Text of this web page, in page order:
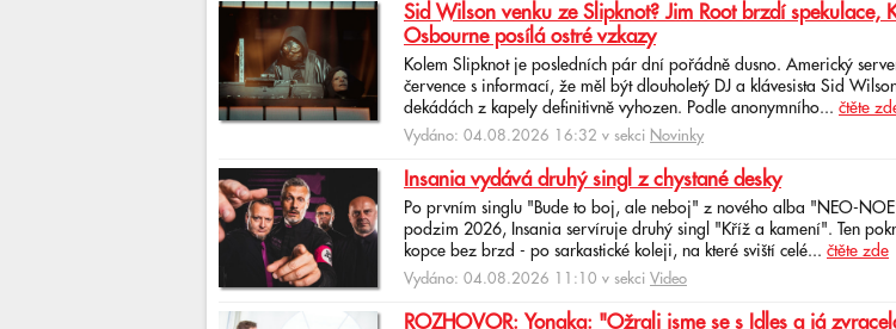
Sid Wilson venku ze Slipknot? Jim Root brzdí spekulace,
Osbourne posílá ostré vzkazy
Kolem Slipknot je posledních pár dní pořádně dusno. Americký
července s informací, že měl být dlouholetý DJ a klávesista Sid
dekádách z kapely definitivně vyhozen. Podle anonymního... čtěte
Vydáno: 04.08.2026 16:32 v sekci Novinky
Insania vydává druhý singl z chystané desky
Po prvním singlu "Bude to boj, ale neboj" z nového alba "NEO-
podzim 2026, Insania servíruje druhý singl "Kříž a kamení". Ten
kopce bez brzd - po sarkastické koleji, na které sviští celé... čtěte zde
Vydáno: 04.08.2026 11:10 v sekci Video
ROZHOVOR: Yonaka: "Ožrali jsme se s Idles a já